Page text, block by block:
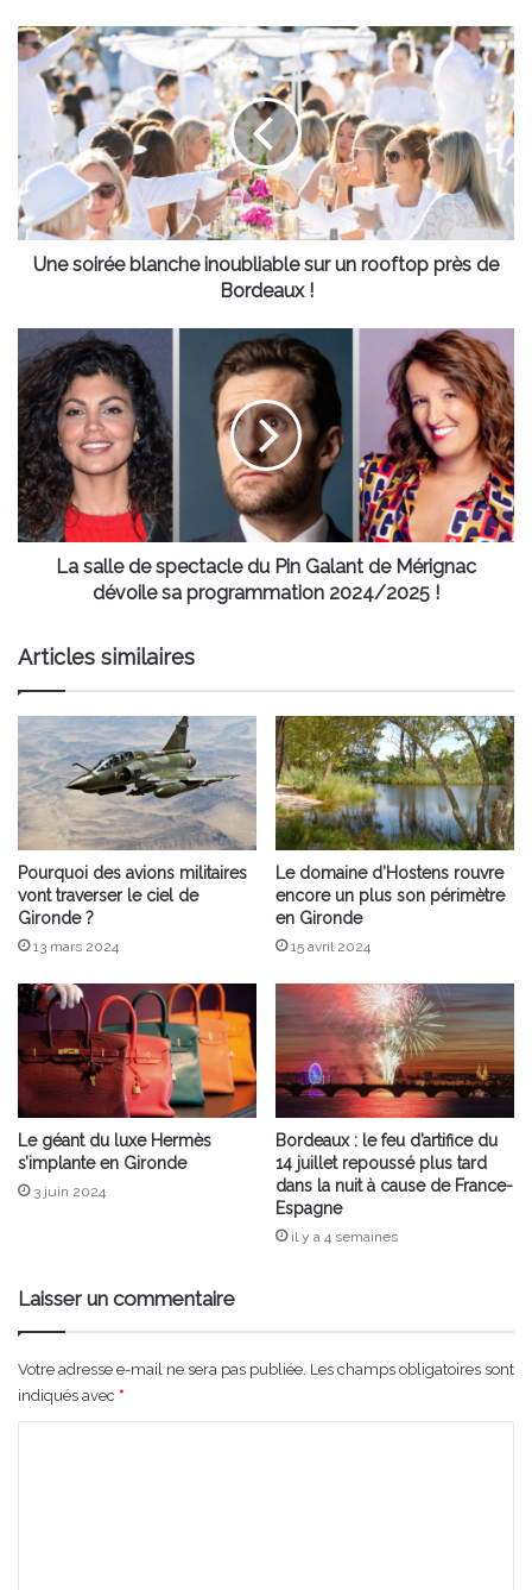
Une
soirée
blanche
inoubliable
un
rooftop
près
de
Bordeaux
Une soirée blanche inoubliable sur un rooftop près de
Bordeaux !
salle
de
spectacle
du
Pin
Galant
de
Mérignac
dévoile
!
La salle de spectacle du Pin Galant de Mérignac
dévoile sa programmation 2024/2025 !
Articles similaires
Pourquoi des avions militaires
vont traverser le ciel de
Gironde ?
13 mars 2024
Le domaine d’Hostens rouvre
encore un plus son périmètre
en Gironde
15 avril 2024
Le géant du luxe Hermès
s’implante en Gironde
3 juin 2024
Bordeaux : le feu d’artifice du
14 juillet repoussé plus tard
dans la nuit à cause de France-
Espagne
il y a 4 semaines
Laisser un commentaire
Votre adresse e-mail ne sera pas publiée. Les champs obligatoires sont
indiqués avec *